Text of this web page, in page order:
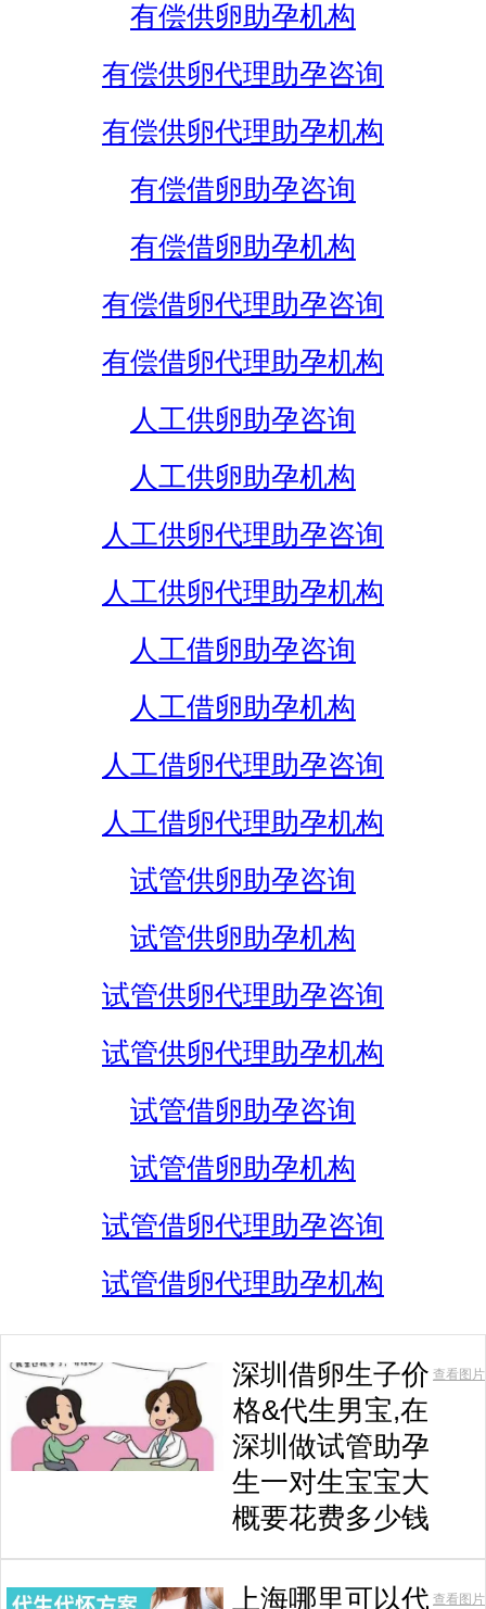
有偿供卵助孕机构
有偿供卵代理助孕咨询
有偿供卵代理助孕机构
有偿借卵助孕咨询
有偿借卵助孕机构
有偿借卵代理助孕咨询
有偿借卵代理助孕机构
人工供卵助孕咨询
人工供卵助孕机构
人工供卵代理助孕咨询
人工供卵代理助孕机构
人工借卵助孕咨询
人工借卵助孕机构
人工借卵代理助孕咨询
人工借卵代理助孕机构
试管供卵助孕咨询
试管供卵助孕机构
试管供卵代理助孕咨询
试管供卵代理助孕机构
试管借卵助孕咨询
试管借卵助孕机构
试管借卵代理助孕咨询
试管借卵代理助孕机构
深圳借卵生子价
格&代生男宝,在
深圳做试管助孕
生一对生宝宝大
概要花费多少钱
查看图片
上海哪里可以代 查看图片